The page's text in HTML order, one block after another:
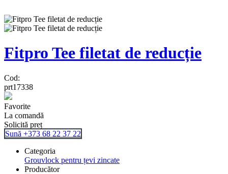
Fitpro Tee filetat de reducție
Cod:
prt17338
Favorite
La comandă
Solicită preț
Sună +373 68 22 37 22
Categoria
Grouvlock pentru țevi zincate
Producător